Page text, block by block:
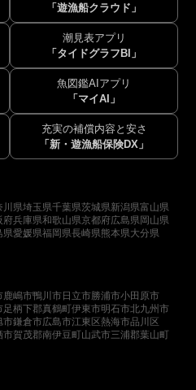
「遊漁船クラウド」
潮見表アプリ
「タイドグラフBI」
魚図鑑AIアプリ
「マイAI」
充実の補償内容と安さ
「新・遊漁船保険DX」
川県埼玉県千葉県茨城県新潟県富山県
府兵庫県和歌山県京都府広島県岡山県
県愛媛県福岡県長崎県熊本県大分県
鹿嶋市鴨川市日立市勝浦市小田原市
足柄下郡真鶴町伊東市明石市北九州市
市鎌倉市広島市江東区熱海市品川区
市賀茂郡南伊豆町山武市三浦郡葉山町